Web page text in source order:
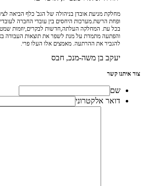
מחלקת מניעת אובדן בניהולה של הגב' כלף הביאה
ופחת הרשת.מערכות היחסים בין עובדי החברה
בכל עת. המחלקה העלתה,חדשות לבקרים,יוזמות
והפתעה מתמדת על מנת לשפר את תוצאות העבודה
להגביר את ההרתעה. מאמצים אלו העלו פרי.
יעקב בן משה-מנכ, חבס
צור איתנו קשר
שם
דואר אלקטרוני